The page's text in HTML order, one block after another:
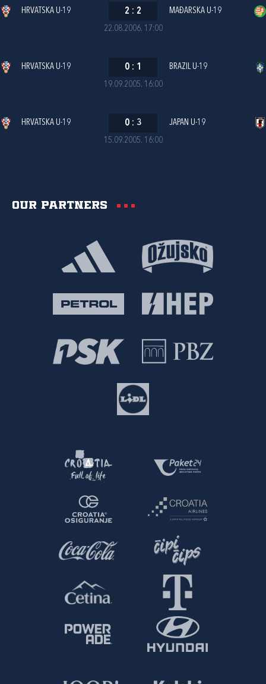
22.08.2006. 17:00
HRVATSKA U-19 2 : 2 MAĐARSKA U-19
19.09.2005. 16:00
HRVATSKA U-19 0 : 1 BRAZIL U-19
15.09.2005. 16:00
HRVATSKA U-19 0 : 3 JAPAN U-19
Our partners